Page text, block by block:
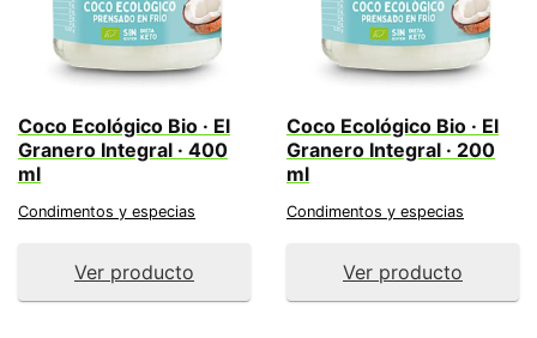
Coco Ecológico Bio · El
Granero Integral · 400
ml
Condimentos y especias
Ver producto
Coco Ecológico Bio · El
Granero Integral · 200
ml
Condimentos y especias
Ver producto